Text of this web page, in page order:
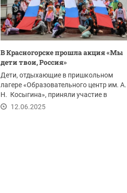
В Красногорске прошла акция «Мы
дети твои, Россия»
Дети, отдыхающие в пришкольном
лагере «Образовательного центр им. А.
Н. Косыгина», приняли участие в
интерактивной...
12.06.2025